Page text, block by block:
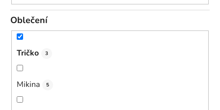
Oblečení
Tričko 3
Mikina 5